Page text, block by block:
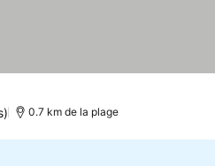
0.7 km de la plage